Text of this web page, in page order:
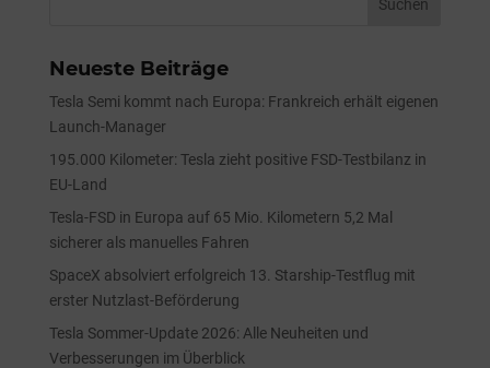
Neueste Beiträge
Tesla Semi kommt nach Europa: Frankreich erhält eigenen
Launch-Manager
195.000 Kilometer: Tesla zieht positive FSD-Testbilanz in
EU-Land
Tesla-FSD in Europa auf 65 Mio. Kilometern 5,2 Mal
sicherer als manuelles Fahren
SpaceX absolviert erfolgreich 13. Starship-Testflug mit
erster Nutzlast-Beförderung
Tesla Sommer-Update 2026: Alle Neuheiten und
Verbesserungen im Überblick